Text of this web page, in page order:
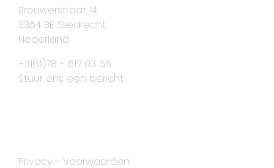
Brouwerstraat 14
3364 BE Sliedrecht
Nederland
+31(0)78 - 617 03 55
Stuur ons een bericht
Privacy - Voorwaarden